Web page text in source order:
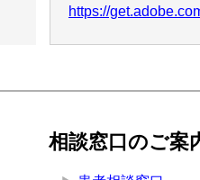
https://
相談窓口のご案